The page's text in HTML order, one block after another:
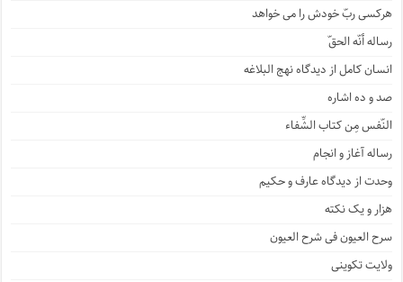
هرکسی ربّ خودش را می خواهد
رساله أنّه الحقّ
انسان کامل از دیدگاه نهج البلاغه
صد و ده اشاره
النّفس مِن کتاب الشِّفاء
رساله آغاز و انجام
وحدت از دیدگاه عارف و حکیم
هزار و یک نکته
سرح العیون فی شرح العیون
ولایت تکوینی